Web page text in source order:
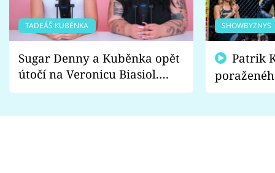
TADEÁŠ KUBĚNKA
Sugar Denny a Kuběnka opět
útočí na Veronicu Biasiol.
Proč je podle nich falešná a
SHOWBYZNYS
fanoušci